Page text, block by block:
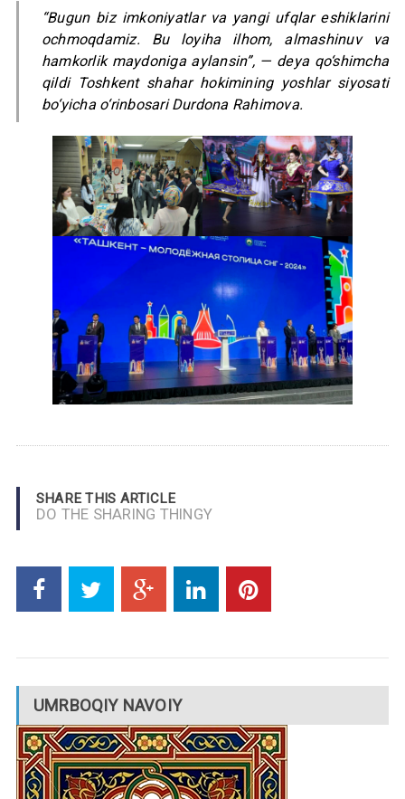
“Bugun biz imkoniyatlar va yangi ufqlar eshiklarini
ochmoqdamiz. Bu loyiha ilhom, almashinuv va
hamkorlik maydoniga aylansin”, — deya qo‘shimcha
qildi Toshkent shahar hokimining yoshlar siyosati
bo‘yicha o‘rinbosari Durdona Rahimova.
SHARE THIS ARTICLE
DO THE SHARING THINGY
UMRBOQIY NAVOIY